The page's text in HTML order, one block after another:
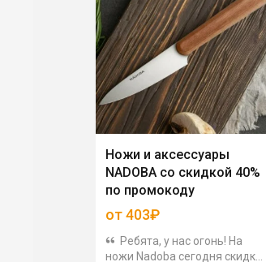
Ножи и аксессуары
NADOBA со скидкой 40%
по промокоду
от 403₽
Ребята, у нас огонь! На
ножи Nadoba сегодня скидка